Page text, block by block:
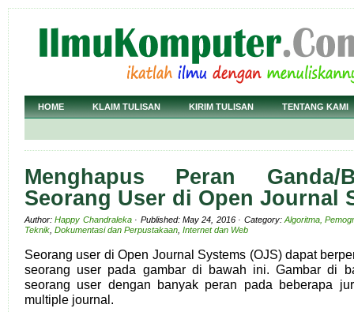
HOME KLAIM TULISAN KIRIM TULISAN TENTANG KAMI
Menghapus Peran Ganda/
Seorang User di Open Journal
Author:Happy Chandraleka· Published: May 24, 2016 · Category:Algoritma,
Teknik Dokumentasi dan Perpustakaan Internet dan Web
Seorang user di Open Journal Systems (OJS) dapat
seorang user pada gambar di bawah ini. Gambar di
seorang user dengan banyak peran pada beberapa
multiple journal.